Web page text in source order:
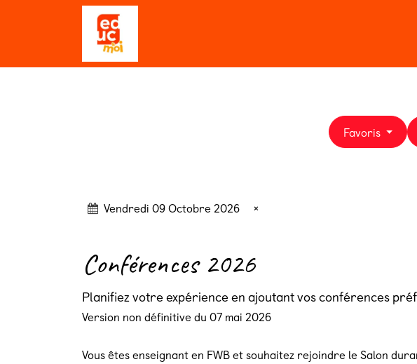
Se rendre au contenu
Favoris
Vendredi 09 Octobre 2026 ×
Conférences 2026
Planifiez votre expérience en ajoutant vos conférences
Version non définitive du 07 mai 2026
Vous êtes enseignant en FWB et souhaitez rejoindre le Salon